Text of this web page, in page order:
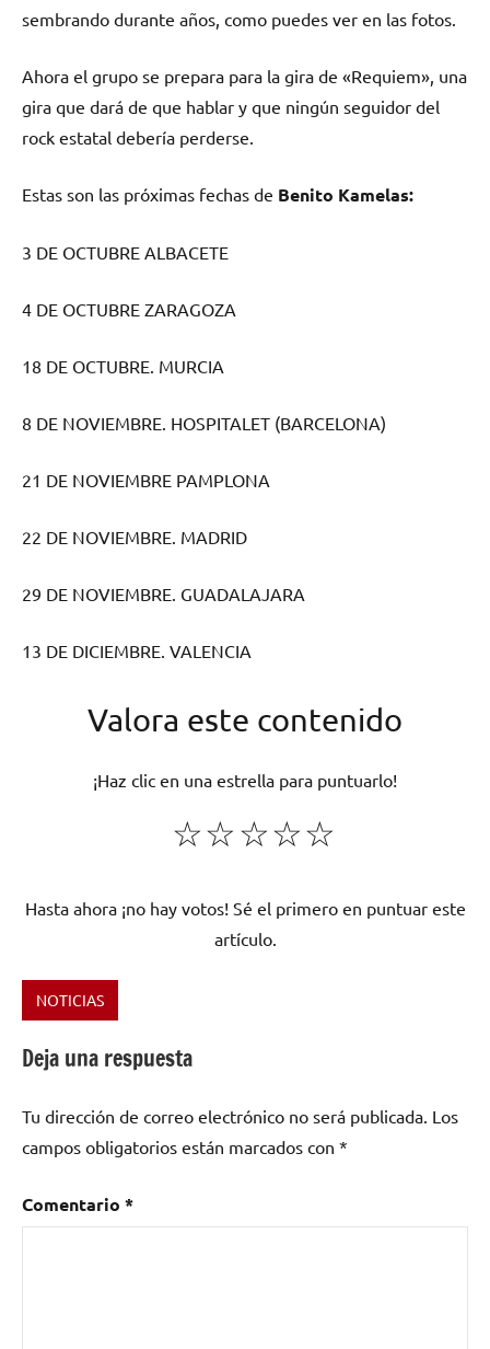
sembrando durante años, como puedes ver en las fotos.
Ahora el grupo se prepara para la gira de «Requiem», una
gira que dará de que hablar y que ningún seguidor del
rock estatal debería perderse.
Estas son las próximas fechas de Benito Kamelas:
3 DE OCTUBRE ALBACETE
4 DE OCTUBRE ZARAGOZA
18 DE OCTUBRE. MURCIA
8 DE NOVIEMBRE. HOSPITALET (BARCELONA)
21 DE NOVIEMBRE PAMPLONA
22 DE NOVIEMBRE. MADRID
29 DE NOVIEMBRE. GUADALAJARA
13 DE DICIEMBRE. VALENCIA
Valora este contenido
¡Haz clic en una estrella para puntuarlo!
☆
☆
☆
☆
☆
Hasta ahora ¡no hay votos! Sé el primero en puntuar este
artículo.
Benito
NOTICIAS
Deja una respuesta
Tu dirección de correo electrónico no será publicada. Los
campos obligatorios están marcados con *
Comentario *